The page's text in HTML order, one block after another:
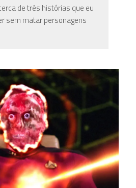
de três histórias que eu
sem matar personagens